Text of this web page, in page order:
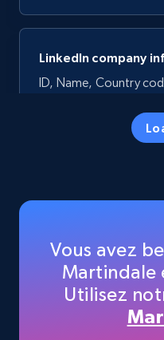
LinkedIn company
ID, Name, Country
Instagram - Profiles
Account, Fbid, ID,
business account, Is
Vous avez
Martindale
Utilisez